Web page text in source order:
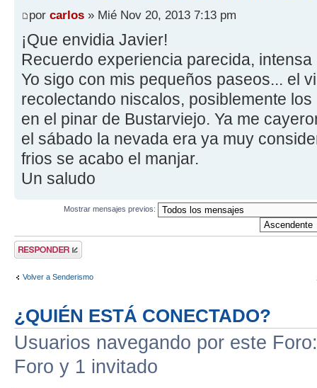
por carlos » Mié Nov 20, 2013 7:13 pm
¡Que envidia Javier!
Recuerdo experiencia parecida,
Yo sigo con mis pequeños paseos... el
recolectando niscalos, posiblemente
en el pinar de Bustarviejo. Ya me
el sábado la nevada era ya muy
frios se acabo el manjar.
Un saludo
Mostrar mensajes previos:
Publicar una
respuesta
Volver a Senderismo
¿QUIÉN ESTÁ CONECTADO?
Usuarios navegando por este
Foro y 1 invitado